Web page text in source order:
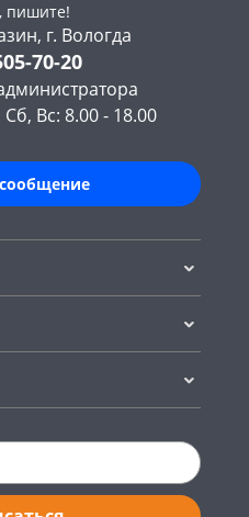
пишите!
г. Вологда
70-20
Вс: 8.00 - 18.00